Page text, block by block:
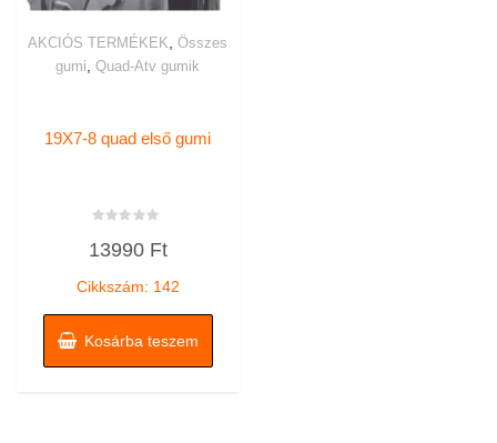
AKCIÓS TERMÉKEK ,Összes
gumi ,Quad-Atv gumik
19X7-8 quad első gumi
0
13990 Ft
Cikkszám: 142
Kosárba teszem